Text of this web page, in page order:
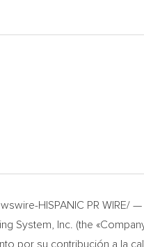
HISPANIC PR
System, Inc. (the
por su contribución a la